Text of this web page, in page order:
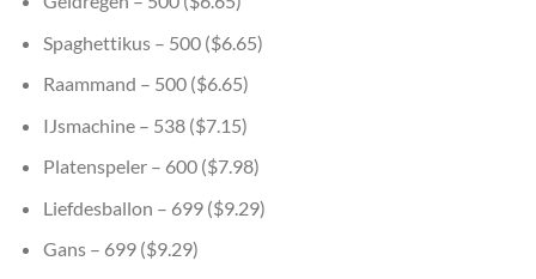
Spaghettikus – 500 ($6.65)
Raammand – 500 ($6.65)
IJsmachine – 538 ($7.15)
Platenspeler – 600 ($7.98)
Liefdesballon – 699 ($9.29)
Gans – 699 ($9.29)